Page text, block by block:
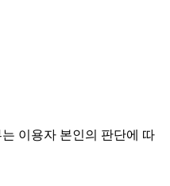
이용자 본인의 판단에 따